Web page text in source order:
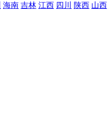
海南 吉林 江西 四川 陕西 山西